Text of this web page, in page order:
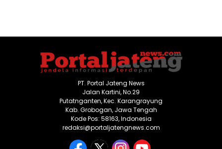
PT. Portal Jateng News
Jalan Kartini, No.29
Putatnganten, Kec. Karangrayung
Kab. Grobogan, Jawa Tengah
Kode Pos: 58163, Indonesia
redaksi@portaljatengnews.com